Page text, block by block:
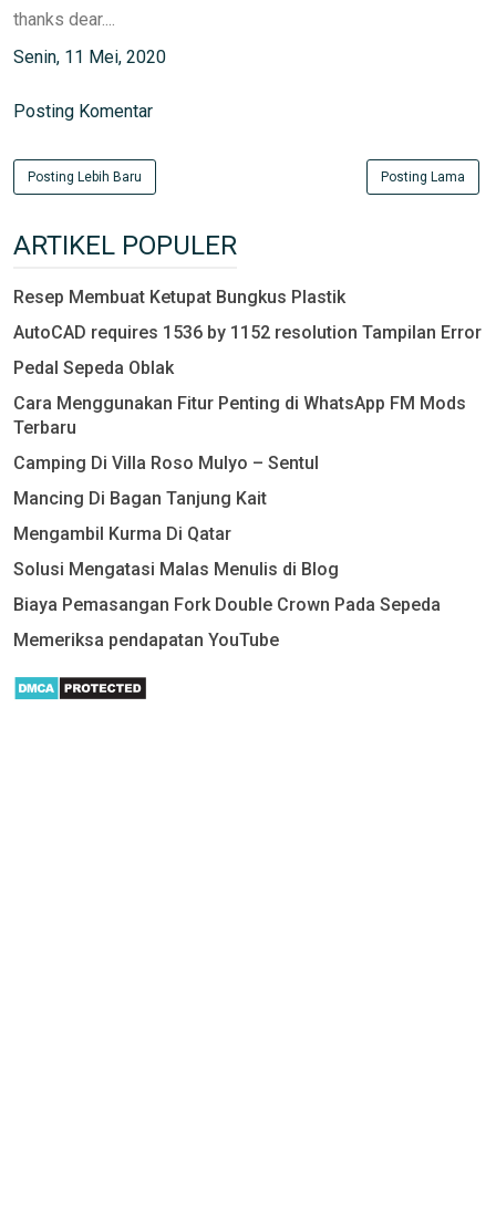
thanks dear....
Senin, 11 Mei, 2020
Posting Komentar
Posting Lebih Baru Posting Lama
ARTIKEL POPULER
Resep Membuat Ketupat Bungkus Plastik
AutoCAD requires 1536 by 1152 resolution Tampilan Error
Pedal Sepeda Oblak
Cara Menggunakan Fitur Penting di WhatsApp FM Mods
Terbaru
Camping Di Villa Roso Mulyo – Sentul
Mancing Di Bagan Tanjung Kait
Mengambil Kurma Di Qatar
Solusi Mengatasi Malas Menulis di Blog
Biaya Pemasangan Fork Double Crown Pada Sepeda
Memeriksa pendapatan YouTube